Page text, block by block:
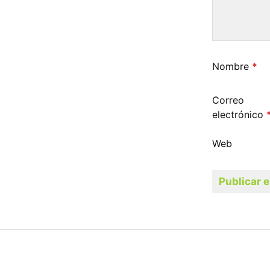
Nombre *
Correo
electrónico
Web